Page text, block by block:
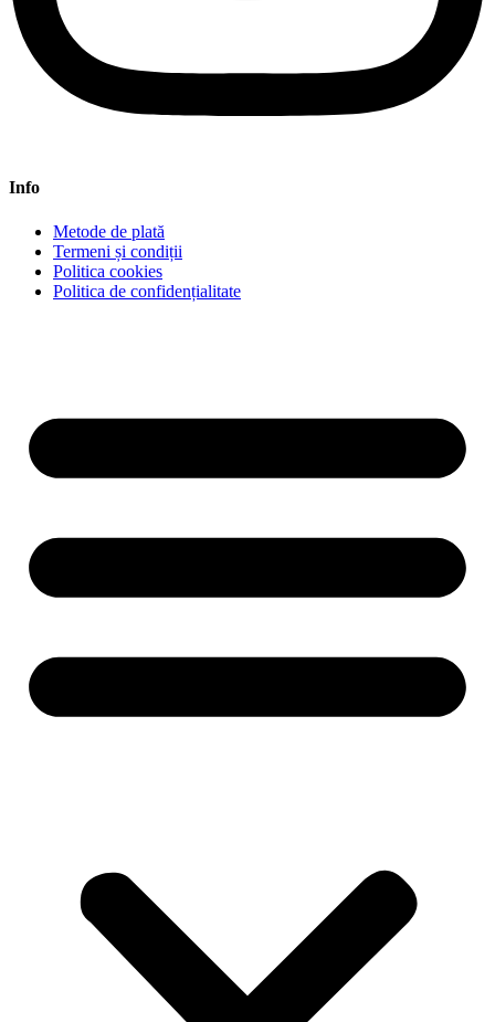
Info
Metode de plată
Termeni și condiții
Politica cookies
Politica de confidențialitate